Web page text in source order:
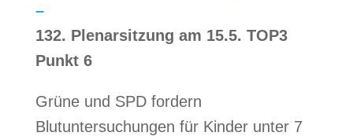
–
132. Plenarsitzung am 15.5. TOP3
Punkt 6
Grüne und SPD fordern
Blutuntersuchungen für Kinder unter 7